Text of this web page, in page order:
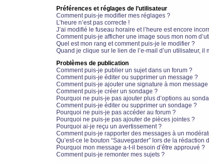
Préférences et réglages de l’utilisateur
Comment puis-je modifier mes réglages ?
L’heure n’est pas correcte !
J’ai modifié le fuseau horaire et l’heure est encore
Comment puis-je afficher une image sous mon nom
Quel est mon rang et comment puis-je le modifier ?
Quand je clique sur le lien de l’e-mail d’un utilisateur, il
Problèmes de publication
Comment puis-je publier un sujet dans un forum ?
Comment puis-je éditer ou supprimer un message ?
Comment puis-je ajouter une signature à mon message
Comment puis-je créer un sondage ?
Pourquoi ne puis-je pas ajouter plus d’options au
Comment puis-je éditer ou supprimer un sondage ?
Pourquoi ne puis-je pas accéder au forum ?
Pourquoi ne puis-je pas ajouter de pièces jointes ?
Pourquoi ai-je reçu un avertissement ?
Comment puis-je rapporter des messages à un
Qu’est-ce le bouton “Sauvegarder” lors de la rédaction
Pourquoi mon message a-t-il besoin d’être approuvé ?
Comment puis-je remonter mes sujets ?